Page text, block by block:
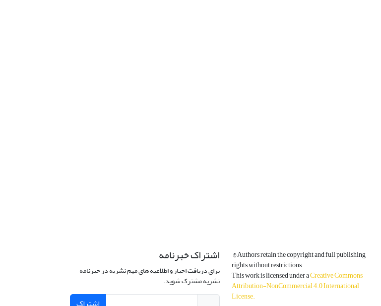
© Authors retain the copyright and full publishing
rights without restrictions.
This work is licensed under aCreative Commons
Attribution-NonCommercial 4.0 International
License.
اشتراک خبرنامه
برای دریافت اخبار و اطلاعیه های مهم نشریه در خبرنامه
نشریه مشترک شوید.